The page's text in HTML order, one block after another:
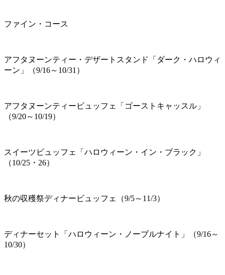
ファイン・コース
アフタヌーンティー・デザートスタンド「ダーク・ハロウィ
ーン」（9/16～10/31）
アフタヌーンティービュッフェ「ゴーストキャッスル」
（9/20～10/19）
スイーツビュッフェ「ハロウィーン・イン・ブラック」
（10/25・26）
秋の収穫祭ディナービュッフェ（9/5～11/3）
ディナーセット「ハロウィーン・ノーブルナイト」（9/16～
10/30）